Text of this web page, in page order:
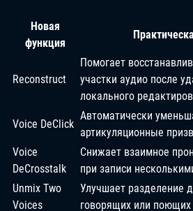
Новая
функция
Reconstruct
Помогает
участки аудио после
локального
Voice DeClick
Автоматически
артикуляционные
Voice
DeCrosstalk
Снижает взаимное
при записи
Unmix Two
Voices
Улучшает разделение
говорящих или поющих